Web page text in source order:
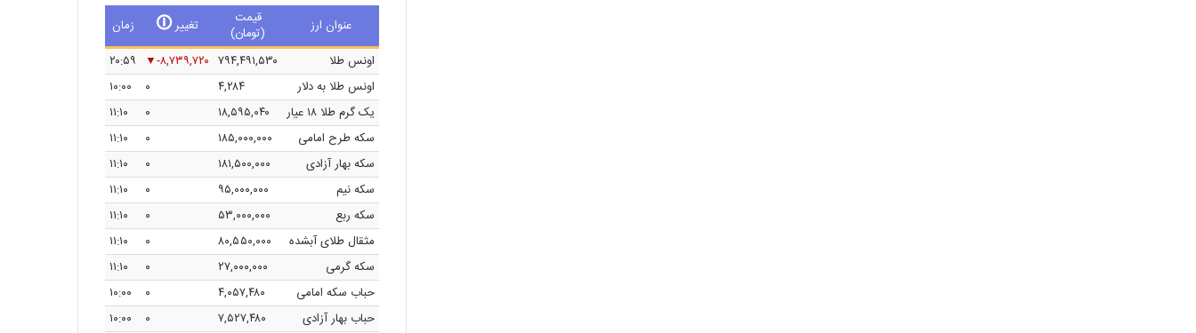
عنوان ارز
قیمت
(تومان)
تغییر🛈
زمان
اونس طلا
۷۹۴,۴۹۱,۵۳۰ -۸,۷۳۹,۷۲۰
۲۰:۵۹
اونس طلا به دلار
۴,۲۸۴ ۰
۱۰:۰۰
یک گرم طلا ۱۸ عیار
۱۸,۵۹۵,۰۴۰ ۰
۱۱:۱۰
سکه طرح امامی
۱۸۵,۰۰۰,۰۰۰ ۰
۱۱:۱۰
سکه بهار آزادی
۱۸۱,۵۰۰,۰۰۰ ۰
۱۱:۱۰
سکه نیم
۹۵,۰۰۰,۰۰۰ ۰
۱۱:۱۰
سکه ربع
۵۳,۰۰۰,۰۰۰ ۰
۱۱:۱۰
مثقال طلای آبشده
۸۰,۵۵۰,۰۰۰ ۰
۱۱:۱۰
سکه گرمی
۲۷,۰۰۰,۰۰۰ ۰
۱۱:۱۰
حباب سکه امامی
۴,۰۵۷,۴۸۰ ۰
۱۰:۰۰
حباب بهار آزادی
۷,۵۲۷,۴۸۰ ۰
۱۰:۰۰